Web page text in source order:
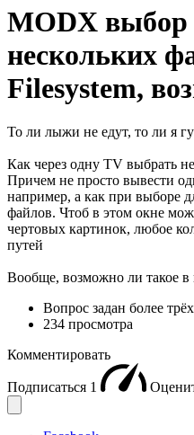
MODX выбор
нескольких
Filesystem,
То ли лыжи не едут, то ли я
Как через одну TV выбрать
Причем не просто вывести
например, а как при выборе
файлов. Чтоб в этом окне
чертовых картинок, любое
путей
Вообще, возможно ли такое в
Вопрос задан более
234 просмотра
Комментировать
Подписаться 1